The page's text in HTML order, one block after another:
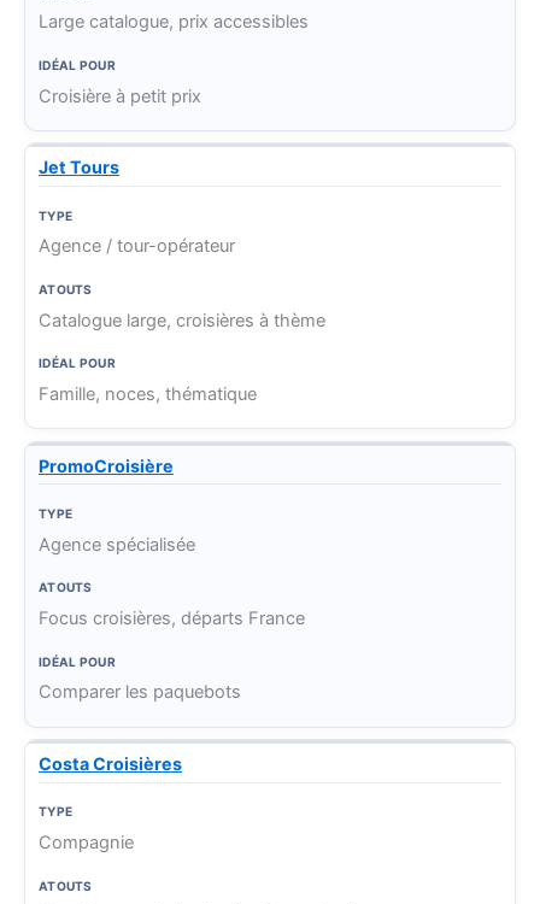
Large catalogue, prix accessibles
Croisière à petit prix
Jet Tours
Agence / tour-opérateur
Catalogue large, croisières à thème
Famille, noces, thématique
PromoCroisière
Agence spécialisée
Focus croisières, départs France
Comparer les paquebots
Costa Croisières
Compagnie